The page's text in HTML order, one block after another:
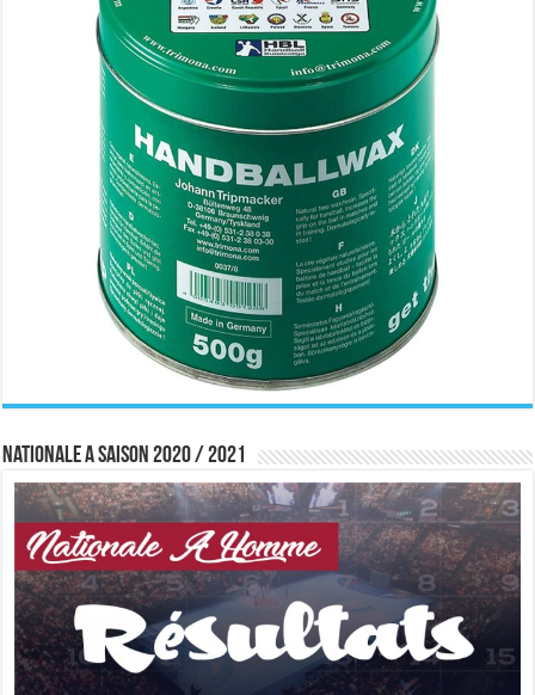
Nationale A saison 2020 / 2021